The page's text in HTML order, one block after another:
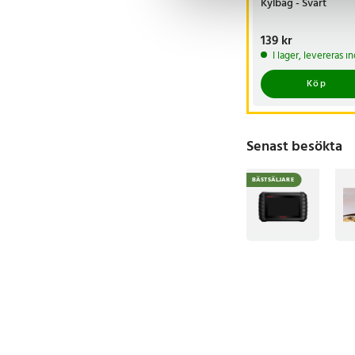
Pris :139 kr
139 kr
I lager, levereras
Köp
Senast besökta
BÄSTSÄLJARE